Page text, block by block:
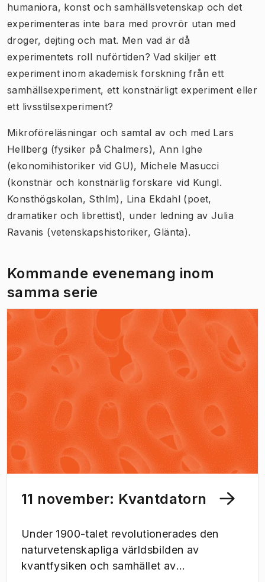
humaniora, konst och samhällsvetenskap och det
experimenteras inte bara med provrör utan med
droger, dejting och mat. Men vad är då
experimentets roll nuförtiden? Vad skiljer ett
experiment inom akademisk forskning från ett
samhällsexperiment, ett konstnärligt experiment eller
ett livsstilsexperiment?
Mikroföreläsningar och samtal av och med Lars
Hellberg (fysiker på Chalmers), Ann Ighe
(ekonomihistoriker vid GU), Michele Masucci
(konstnär och konstnärlig forskare vid Kungl.
Konsthögskolan, Sthlm), Lina Ekdahl (poet,
dramatiker och librettist), under ledning av Julia
Ravanis (vetenskapshistoriker, Glänta).
Kommande evenemang inom
samma serie
11 november: Kvantdatorn
Under 1900-talet revolutionerades den
naturvetenskapliga världsbilden av
kvantfysiken och samhället av